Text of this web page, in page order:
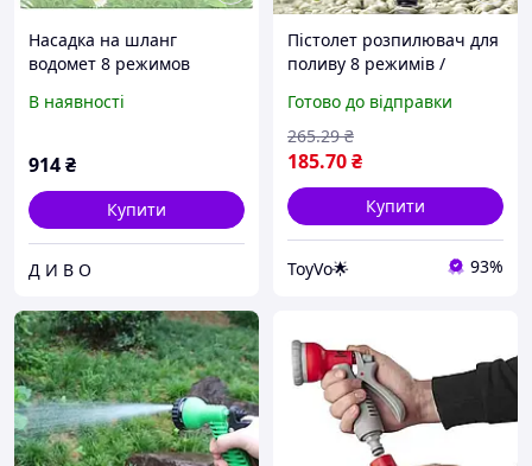
Насадка на шланг
водомет 8 режимов
воды Ez JetWater
В наявності
914₴
Купити
Д И В О
Пістолет розпилювач для
поливу 8 режимів /
Розпилювач садовий /
Насадка на садовий
шланг
Готово до відправки
185.70₴
265.29 ₴
Купити
ToyVo🌟 93%